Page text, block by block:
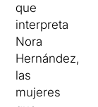
que
interpreta
Nora
Hernández,
las
mujeres